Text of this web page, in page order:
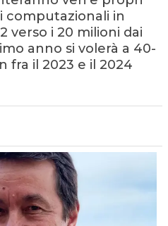
computazionali in
verso i 20 milioni dai
anno si volerà a 40-
fra il 2023 e il 2024